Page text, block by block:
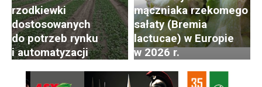
rzodkiewki
dostosowanych
do potrzeb rynku
i automatyzacji
mączniaka rzekomego
sałaty (Bremia
lactucae) w Europie
w 2026 r.